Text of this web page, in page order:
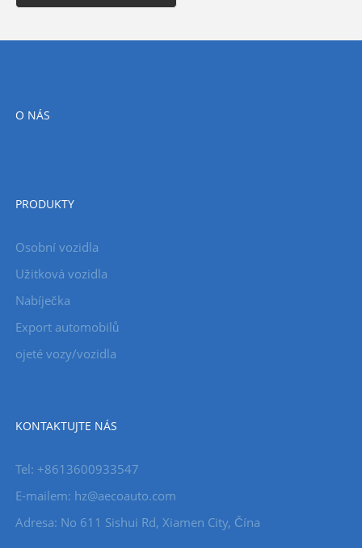
O NÁS
PRODUKTY
Osobní vozidla
Užitková vozidla
Nabíječka
Export automobilů
ojeté vozy/vozidla
KONTAKTUJTE NÁS
Tel: +8613600933547
E-mailem: hz@aecoauto.com
Adresa: No 611 Sishui Rd, Xiamen City, Čína